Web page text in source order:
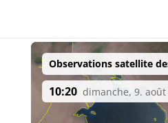
Observations satellite
10:20 dimanche, 9. août